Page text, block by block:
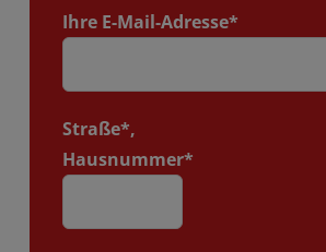
Ihre E-Mail-Adresse*
Straße*,
Hausnummer*